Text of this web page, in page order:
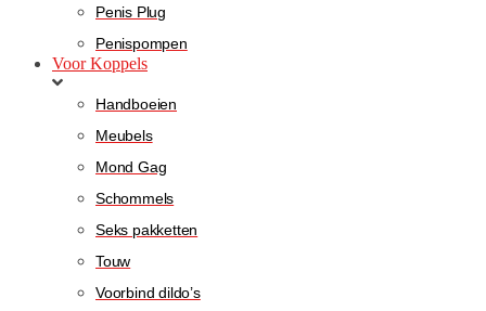
Penis Plug
Penispompen
Voor Koppels
Handboeien
Meubels
Mond Gag
Schommels
Seks pakketten
Touw
Voorbind dildo’s